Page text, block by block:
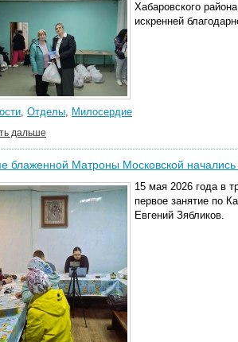
Хабаровского
искренней
, Отделы, Милосердие
дальше
блаженной Матроны Московской начались
15 мая 2026 года в
первое занятие по
Евгений Зябликов.